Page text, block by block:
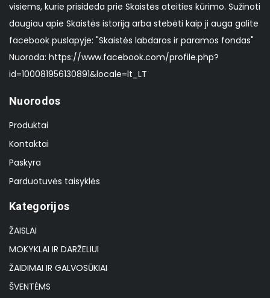
visiems, kurie prisideda prie Skaistės ateities kūrimo. Sužinoti
daugiau apie Skaistės istoriją arba stebėti kaip ji auga galite
facebook puslapyje: "Skaistės labdaros ir paramos fondas"
Nuoroda: https://www.facebook.com/profile.php?
id=100081956130891&locale=lt_LT
Nuorodos
Produktai
Kontaktai
Paskyra
Parduotuvės taisyklės
Kategorijos
ŽAISLAI
MOKYKLAI IR DARŽELIUI
ŽAIDIMAI IR GALVOSŪKIAI
ŠVENTĖMS